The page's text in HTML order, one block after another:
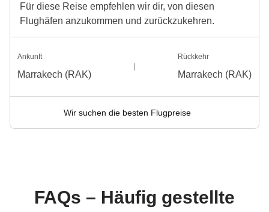
Für diese Reise empfehlen wir dir, von diesen
Flughäfen anzukommen und zurückzukehren.
Ankunft
Marrakech (RAK)
Rückkehr
Marrakech (RAK)
Wir suchen die besten Flugpreise
FAQs – Häufig gestellte